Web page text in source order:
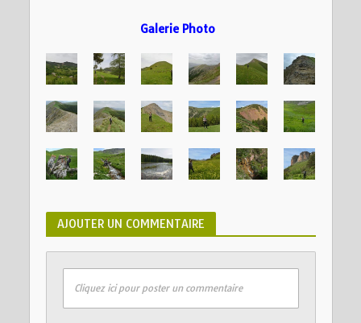
Galerie Photo
AJOUTER UN COMMENTAIRE
Cliquez ici pour poster un commentaire